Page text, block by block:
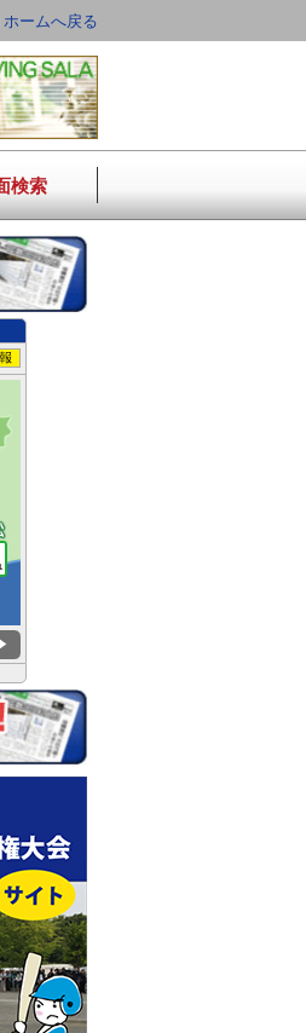
ホームへ戻る
検索